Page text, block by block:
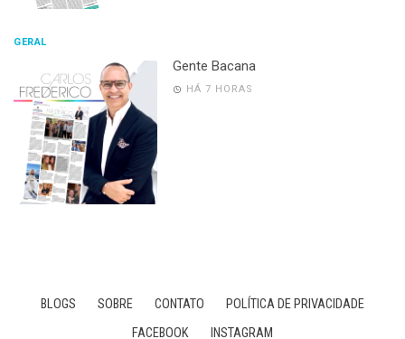
GERAL
Gente Bacana
HÁ 7 HORAS
BLOGS SOBRE CONTATO
POLÍTICA DE PRIVACIDADE
FACEBOOK
INSTAGRAM